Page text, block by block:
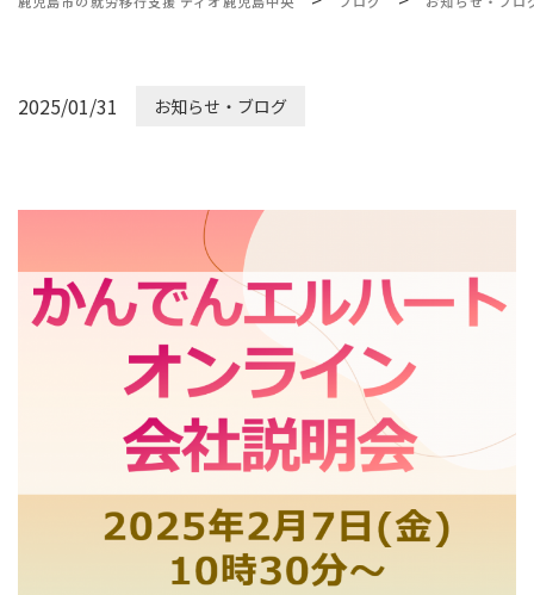
2025/01/31 お知らせ・ブログ